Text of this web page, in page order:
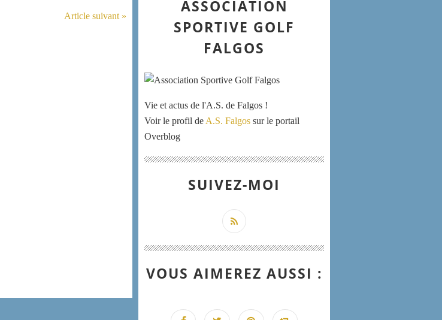
Article suivant »
ASSOCIATION
SPORTIVE GOLF
FALGOS
Vie et actus de l'A.S. de Falgos !
Voir le profil de A.S. Falgos sur le portail
Overblog
SUIVEZ-MOI
VOUS AIMEREZ AUSSI :